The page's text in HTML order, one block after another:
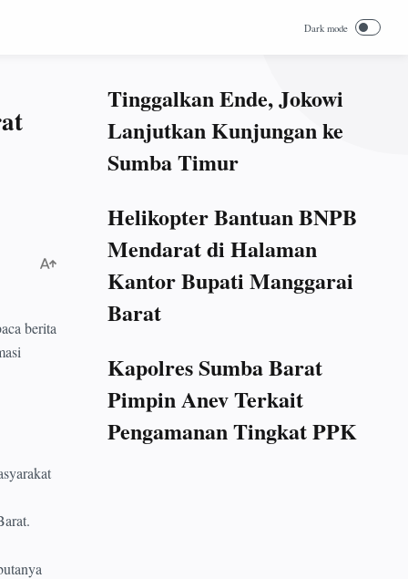
berita
Tinggalkan Ende, Jokowi
Lanjutkan Kunjungan ke
Sumba Timur
Helikopter Bantuan BNPB
Mendarat di Halaman
Kantor Bupati Manggarai
Barat
Kapolres Sumba Barat
Pimpin Anev Terkait
Pengamanan Tingkat PPK